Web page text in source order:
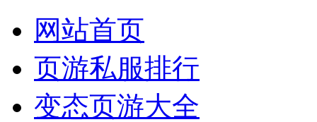
网站首页
页游私服排行
变态页游大全